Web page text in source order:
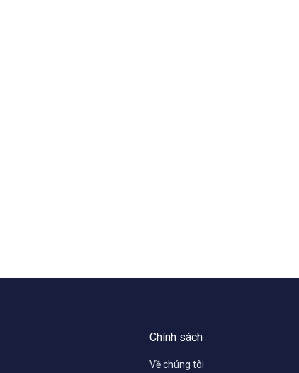
Chính sách
Về chúng tôi